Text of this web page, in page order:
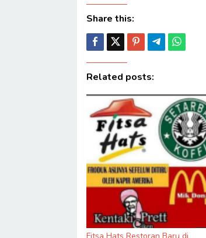
Share this:
Related posts: